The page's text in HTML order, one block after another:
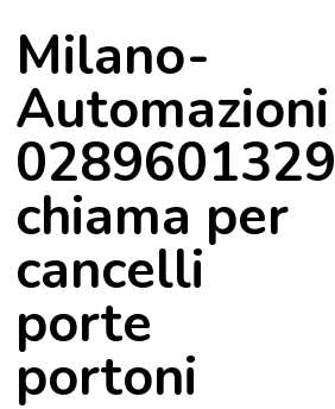
Milano-
Automazioni
0289601329
chiama per
cancelli
porte
portoni